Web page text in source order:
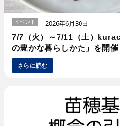
イベント 2026年6月30日
7/7（火）～7/11（土）
の豊かな暮らしかた」を開催
さらに読む